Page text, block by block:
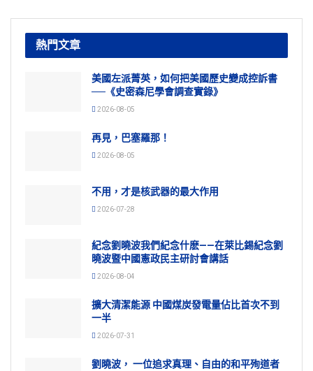
熱門文章
美國左派菁英，如何把美國歷史變成控訴書
──《史密森尼學會調查實錄》
2026-08-05
再見，巴塞羅那！
2026-08-05
不用，才是核武器的最大作用
2026-07-28
紀念劉曉波我們紀念什麽——在萊比錫紀念劉
曉波暨中國憲政民主研討會講話
2026-08-04
擴大清潔能源 中國煤炭發電量佔比首次不到
一半
2026-07-31
劉曉波， 一位追求真理、自由的和平殉道者